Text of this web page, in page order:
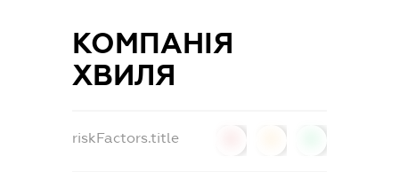
КОМПАНІЯ
ХВИЛЯ
riskFactors.title